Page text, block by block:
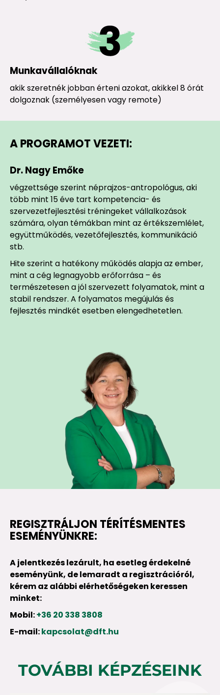
Munkavállalóknak
akik szeretnék jobban érteni azokat, akikkel 8 órát
dolgoznak (személyesen vagy remote)
A PROGRAMOT VEZETI:
Dr. Nagy Emőke
végzettsége szerint néprajzos-antropológus, aki
több mint 15 éve tart kompetencia- és
szervezetfejlesztési tréningeket vállalkozások
számára, olyan témákban mint az értékszemlélet,
együttműködés, vezetőfejlesztés, kommunikáció
stb.
Hite szerint a hatékony működés alapja az ember,
mint a cég legnagyobb erőforrása – és
természetesen a jól szervezett folyamatok, mint a
stabil rendszer. A folyamatos megújulás és
fejlesztés mindkét esetben elengedhetetlen.
REGISZTRÁLJON TÉRÍTÉSMENTES
ESEMÉNYÜNKRE:
A jelentkezés lezárult, ha esetleg érdekelné
eseményünk, de lemaradt a regisztrációról,
kérem az alábbi elérhetőségeken keressen
minket:
Mobil:+36 20 338 3808
E-mail:kapcsolat@dft.hu
TOVÁBBI KÉPZÉSEINK